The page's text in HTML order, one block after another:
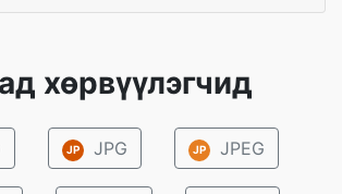
хөрвүүлэгчид
JP JPG JP JPEG